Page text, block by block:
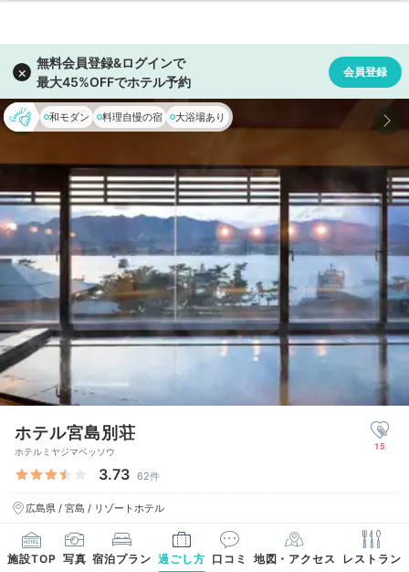
和モダン 料理自慢の宿 大浴場あり
ホテル宮島別荘
ホテルミヤジマベッソウ
3.73 62件
広島県 / 宮島 / リゾートホテル
15
施設TOP 写真 宿泊プラン 過ごし方 口コミ 地図・アクセス レストラン